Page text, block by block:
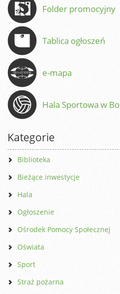
Folder promocyjny
Tablica ogłoszeń
e-mapa
Hala Sportowa w
Kategorie
Biblioteka
Bieżące inwestycje
Hala
Ogłoszenie
Ośrodek Pomocy Społecznej
Oświata
Sport
Straż pożarna